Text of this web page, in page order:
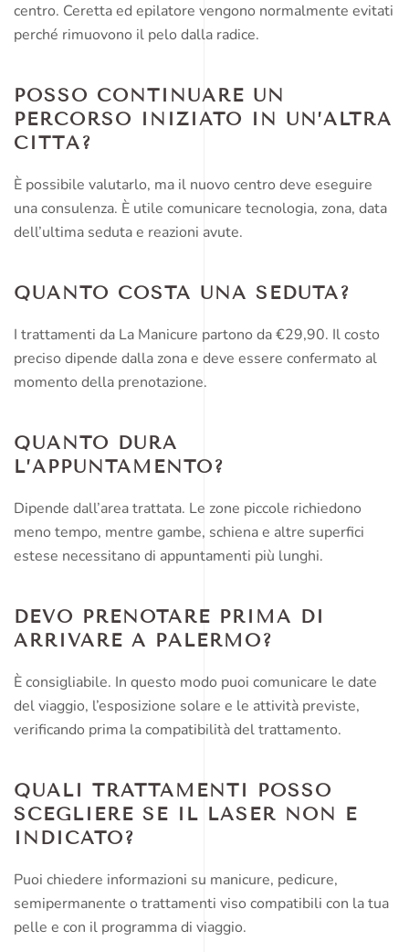
centro. Ceretta ed epilatore vengono normalmente evitati
perché rimuovono il pelo dalla radice.
POSSO CONTINUARE UN
PERCORSO INIZIATO IN UN’ALTRA
CITTÀ?
È possibile valutarlo, ma il nuovo centro deve eseguire
una consulenza. È utile comunicare tecnologia, zona, data
dell’ultima seduta e reazioni avute.
QUANTO COSTA UNA SEDUTA?
I trattamenti da La Manicure partono da €29,90. Il costo
preciso dipende dalla zona e deve essere confermato al
momento della prenotazione.
QUANTO DURA
L’APPUNTAMENTO?
Dipende dall’area trattata. Le zone piccole richiedono
meno tempo, mentre gambe, schiena e altre superfici
estese necessitano di appuntamenti più lunghi.
DEVO PRENOTARE PRIMA DI
ARRIVARE A PALERMO?
È consigliabile. In questo modo puoi comunicare le date
del viaggio, l’esposizione solare e le attività previste,
verificando prima la compatibilità del trattamento.
QUALI TRATTAMENTI POSSO
SCEGLIERE SE IL LASER NON È
INDICATO?
Puoi chiedere informazioni su manicure, pedicure,
semipermanente o trattamenti viso compatibili con la tua
pelle e con il programma di viaggio.